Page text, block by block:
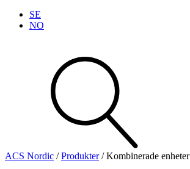
SE
NO
Se alla kategorier
Se alla produkter
ACS Nordic /Produkter/Kombinerade enheter